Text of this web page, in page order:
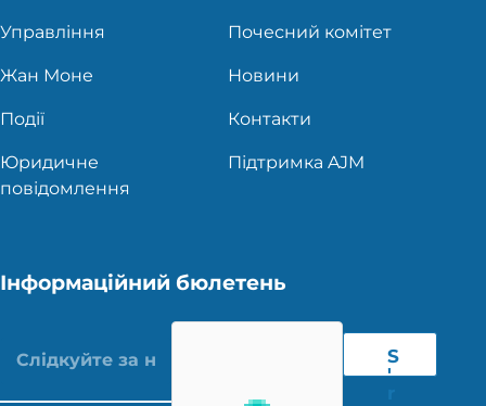
Управління Почесний комітет
Жан Моне Новини
Події Контакти
Юридичне
повідомлення
Підтримка AJM
Інформаційний бюлетень
S
'